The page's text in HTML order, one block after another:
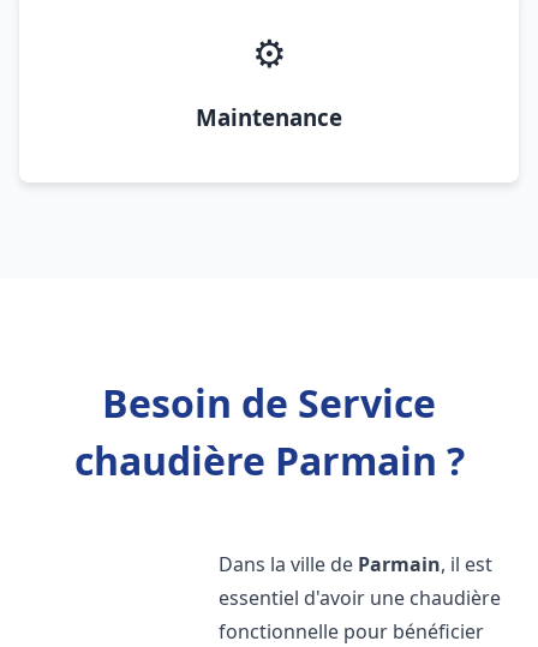
⚙️
Maintenance
Besoin de Service
chaudière Parmain ?
Dans la ville de Parmain, il est
essentiel d'avoir une chaudière
fonctionnelle pour bénéficier